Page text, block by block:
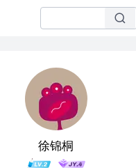
徐锦桐